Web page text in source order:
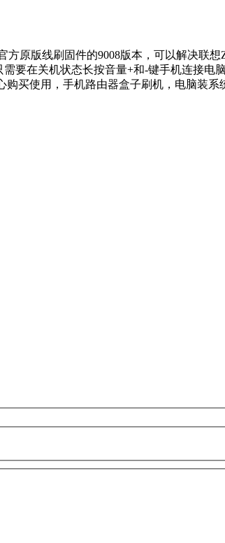
方原版线刷固件的9008版本，可以解决联
要在关机状态长按音量+和-键手机连接电
买使用，手机路由器盒子刷机，电脑装系